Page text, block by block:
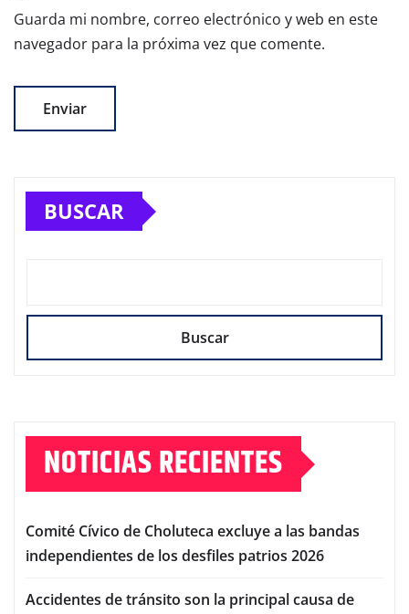
Guarda mi nombre, correo electrónico y web en este
navegador para la próxima vez que comente.
BUSCAR
Buscar
NOTICIAS RECIENTES
Comité Cívico de Choluteca excluye a las bandas
independientes de los desfiles patrios 2026
Accidentes de tránsito son la principal causa de